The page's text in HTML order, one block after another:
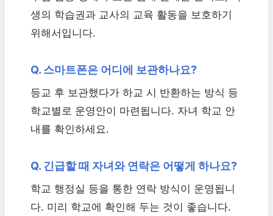
생의 학습권과 교사의 교육 활동을 보호하기
위해서입니다.
Q. 스마트폰은 어디에 보관하나요?
등교 후 보관했다가 하교 시 반환하는 방식 등
학교별로 운영안이 마련됩니다. 자녀 학교 안
내를 확인하세요.
Q. 긴급할 때 자녀와 연락은 어떻게 하나요?
학교 행정실 등을 통한 연락 방식이 운영됩니
다. 미리 학교에 확인해 두는 것이 좋습니다.